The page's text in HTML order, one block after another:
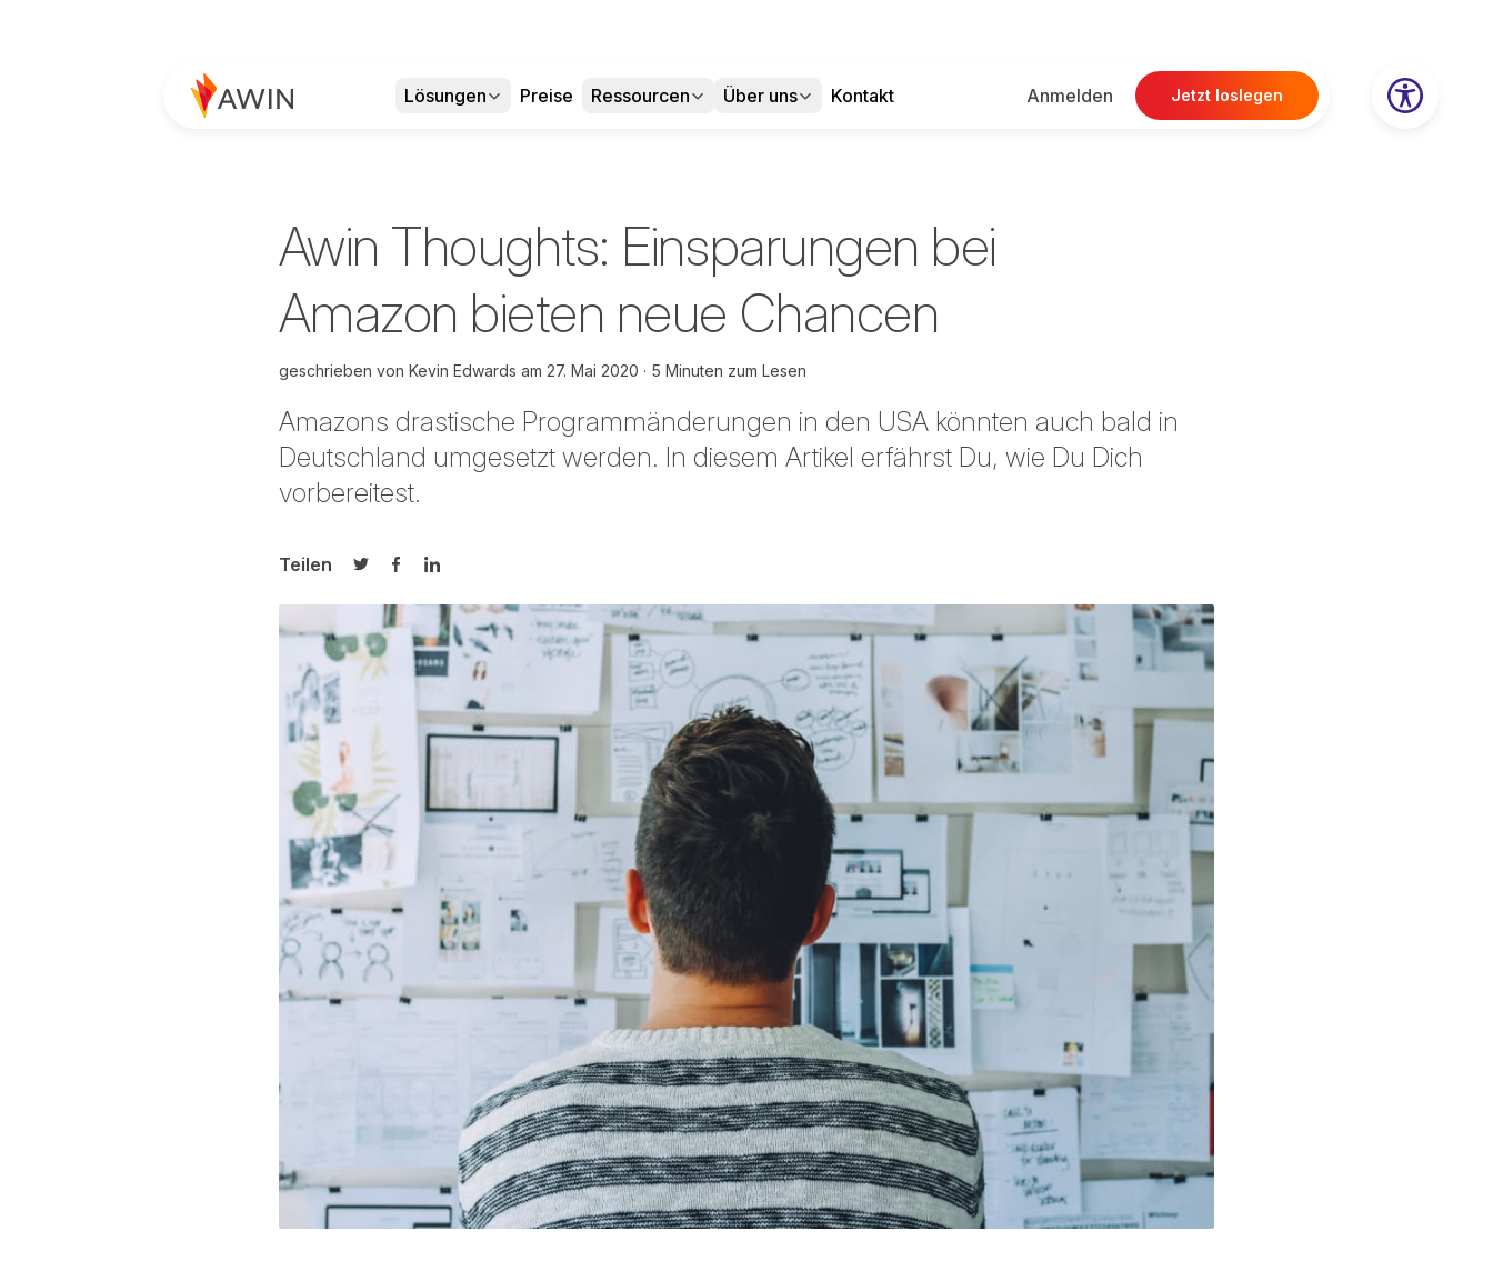
Lösungen Preise Ressourcen Über uns Kontakt Anmelden Jetzt loslegen
Awin Thoughts: Einsparungen bei
Amazon bieten neue Chancen
geschrieben von Kevin Edwards am 27. Mai 2020 5 Minuten zum Lesen
Amazons drastische Programmänderungen in den USA könnten auch bald in
Deutschland umgesetzt werden. In diesem Artikel erfährst Du, wie Du Dich
vorbereitest.
Teilen
Auf Twitter teilen
Auf Facebook teilen
Auf LinkedIn teilen